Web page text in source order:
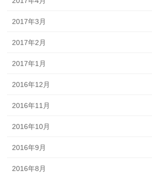
2017年3月
2017年2月
2017年1月
2016年12月
2016年11月
2016年10月
2016年9月
2016年8月